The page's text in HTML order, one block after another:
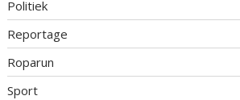
Politiek
Reportage
Roparun
Sport